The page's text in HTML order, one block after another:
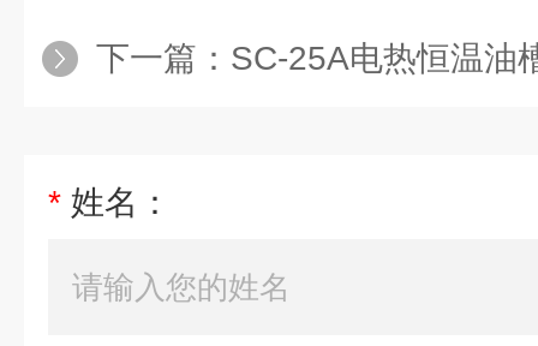
下一篇： SC-25A电热恒温油
* 姓名：